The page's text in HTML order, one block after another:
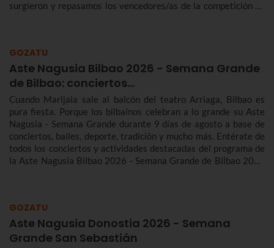
surgieron y repasamos los vencedores/as de la competición de
GOZATU
Aste Nagusia Bilbao 2026 - Semana Grande
de Bilbao: conciertos…
Cuando Marijaia sale al balcón del teatro Arriaga, Bilbao es
pura fiesta. Porque los bilbaínos celebran a lo grande su Aste
Nagusia - Semana Grande durante 9 días de agosto a base de
conciertos, bailes, deporte, tradición y mucho más. Entérate de
todos los conciertos y actividades destacadas del programa de
la Aste Nagusia Bilbao 2026 - Semana Grande de Bilbao 2026
GOZATU
Aste Nagusia Donostia 2026 - Semana
Grande San Sebastián